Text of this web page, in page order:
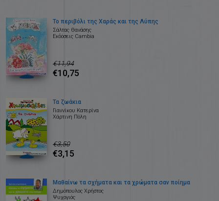
Το περιβόλι της Χαράς και της Λύπης
Σάλτας Θανάσης
Εκδόσεις Cambia
€11,94
€10,75
Τα ζωάκια
Γιαννίκου Κατερίνα
Χάρτινη Πόλη
€3,50
€3,15
Μαθαίνω τα σχήματα και τα χρώματα σαν ποίημα
Δημόπουλος Χρήστος
Ψυχογιός